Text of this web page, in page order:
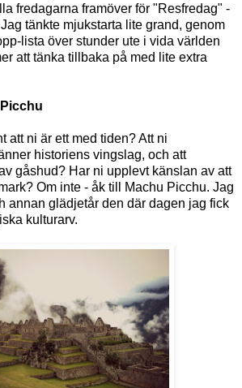
fredagarna framöver för "Resfredag" -
tänkte mjukstarta lite grand, genom
lista över stunder ute i vida världen
att tänka tillbaka på med lite extra
att ni är ett med tiden? Att ni
historiens vingslag, och att
gåshud? Har ni upplevt känslan av att
Om inte - åk till Machu Picchu. Jag
annan glädjetår den där dagen jag fick
kulturarv.